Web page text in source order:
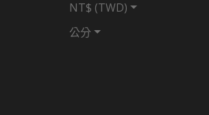
NT$ (TWD)
公分